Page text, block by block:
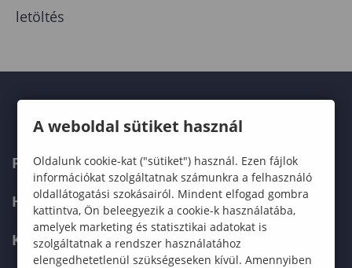
letöltés
FELVÉTELIZŐKNEK
HALLGATÓKNAK
KÉPZÉSEK
A weboldal sütiket használ
Oldalunk cookie-kat ("sütiket") használ. Ezen fájlok
információkat szolgáltatnak számunkra a felhasználó
oldallátogatási szokásairól. Mindent elfogad gombra
kattintva, Ön beleegyezik a cookie-k használatába,
amelyek marketing és statisztikai adatokat is
szolgáltatnak a rendszer használatához
elengedhetetlenül szükségeseken kívül. Amennyiben